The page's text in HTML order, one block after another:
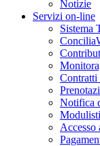
Notizie
Servizi on-line
Sistema
Contratti
Notifica
Accesso